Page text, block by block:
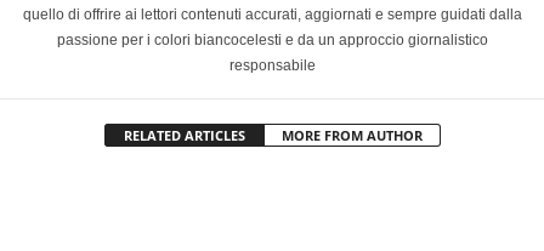
quello di offrire ai lettori contenuti accurati, aggiornati e sempre guidati dalla
passione per i colori biancocelesti e da un approccio giornalistico
responsabile
RELATED ARTICLES MORE FROM AUTHOR